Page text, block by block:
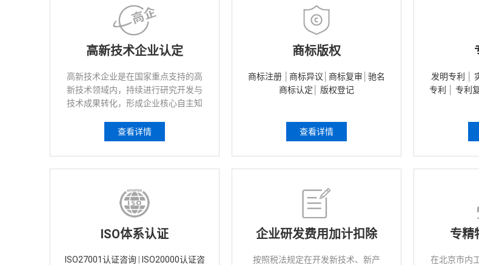
高新技术企业认定
高新技术企业是在国家重点支持的高
新技术领域内，持续进行研究开发与
技术成果转化，形成企业核心自主知
活动。
查看详情
商标版权
商标注册 商标异议 商标复审
驰名
商标认定
版权登记
查看详情
发明专利
专利
专利
ISO体系认证
ISO27001认证咨询|
ISO20000认证咨
企业研发费用加计扣除
按照税法规定在开发新技术、新产
专精
在北京市内